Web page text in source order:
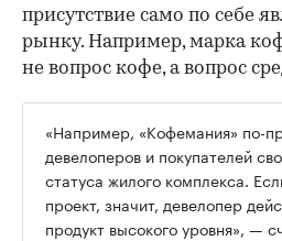
присутствие само по себе
рынку. Например, марка
не вопрос кофе, а вопрос
«Например, «Кофемания» по-
девелоперов и покупателей
статуса жилого комплекса.
проект, значит, девелопер
продукт высокого уровня», —